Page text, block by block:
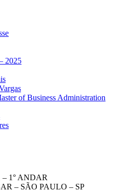
2025
of Business Administration
1° ANDAR
– SÃO PAULO – SP